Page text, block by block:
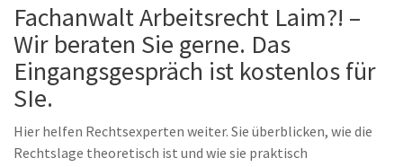
Fachanwalt Arbeitsrecht Laim?! –
Wir beraten Sie gerne. Das
Eingangsgespräch ist kostenlos für
SIe.
Hier helfen Rechtsexperten weiter. Sie überblicken, wie die
Rechtslage theoretisch ist und wie sie praktisch